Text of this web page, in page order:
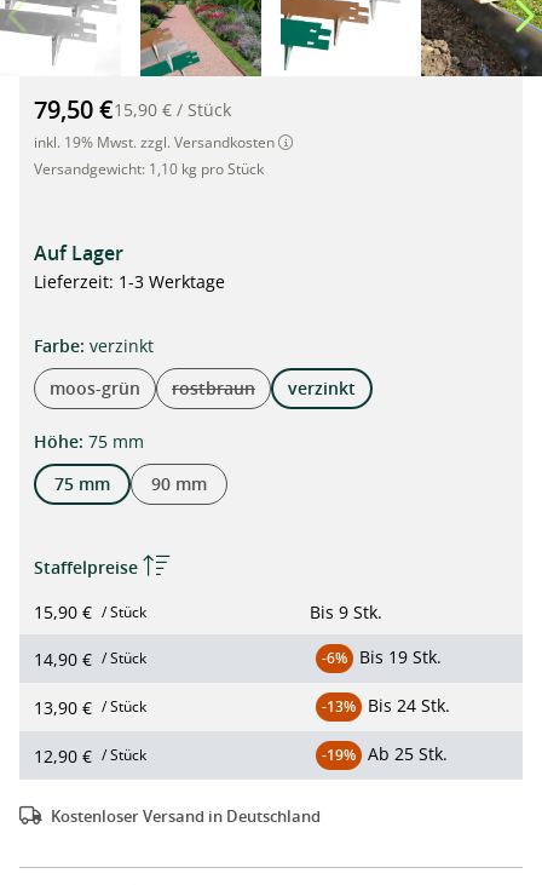
Hochwertige Metall Rasenkante, Beeteinfassung, 1m x 75mm
79,50 €15,90 € / Stück
inkl. 19% Mwst. zzgl. Versandkosten
Versandgewicht: 1,10 kg pro Stück
Auf Lager
Lieferzeit: 1-3 Werktage
Farbeauswählen
: verzinkt
moos-grün
rostbraun
(Diese Option ist zurzeit nicht verfügbar.)
verzinkt
Höheauswählen
: 75 mm
75 mm
90 mm
Staffelpreise
15,90 € / Stück Bis 9 Stk.
14,90 € / Stück -6% Bis 19 Stk.
13,90 € / Stück -13% Bis 24 Stk.
12,90 € / Stück -19% Ab 25 Stk.
Kostenloser Versand in Deutschland